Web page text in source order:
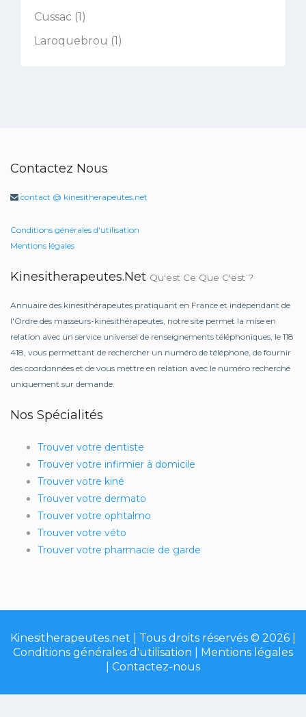
Cussac (1)
Laroquebrou (1)
Contactez Nous
contact @ kinesitherapeutes.net
Conditions générales d'utilisation
Mentions légales
Kinesitherapeutes.net Qu'est Ce Que C'est ?
Annuaire des kinésithérapeutes pratiquant en France et indépendant de
l'Ordre des masseurs-kinésithérapeutes, notre site permet la mise en
relation avec un service universel de renseignements téléphoniques, le 118
418, vous permettant de rechercher un numéro de téléphone, de fournir
des coordonnées et de vous mettre en relation avec le numéro recherché
uniquement sur demande.
Nos Spécialités
Trouver votre dentiste
Trouver votre infirmier à domicile
Trouver votre kiné
Trouver votre dermato
Trouver votre ophtalmo
Trouver votre véto
Trouver votre pharmacie de garde
Kinesitherapeutes.net | Tous droits réservés © 2026 |
Conditions générales d'utilisation
Mentions légales
Contactez-nous